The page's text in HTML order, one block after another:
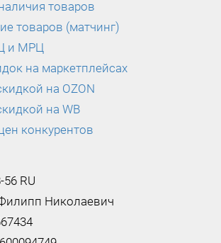
товаров
товаров (матчинг)
и МРЦ
на маркетплейсах
на OZON
на WB
конкурентов
RU
Николаевич